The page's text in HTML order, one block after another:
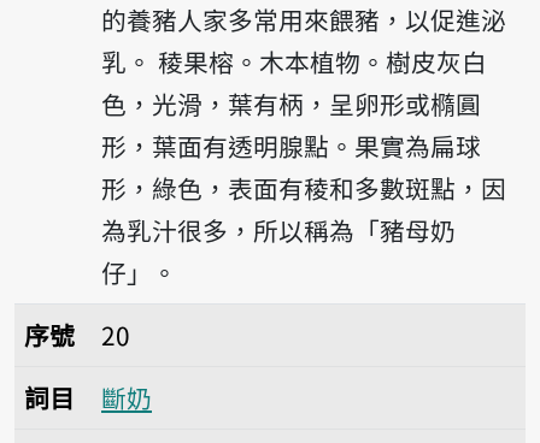
的養豬人家多常用來餵豬，以促進泌
乳。 稜果榕。木本植物。樹皮灰白
色，光滑，葉有柄，呈卵形或橢圓
形，葉面有透明腺點。果實為扁球
形，綠色，表面有稜和多數斑點，因
為乳汁很多，所以稱為「豬母奶
仔」。
序號20斷奶
序號
20
詞目
斷奶